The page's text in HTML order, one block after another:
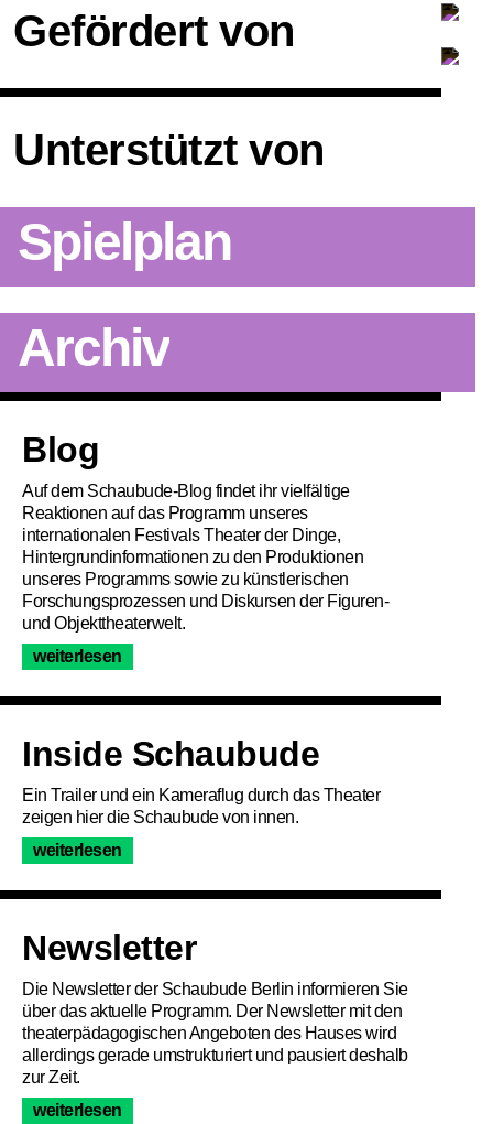
Gefördert von
Unterstützt von
Spielplan
Archiv
Artikel
Blog
Auf dem Schaubude-Blog findet ihr vielfältige
Reaktionen auf das Programm unseres
internationalen Festivals Theater der Dinge,
Hintergrundinformationen zu den Produktionen
unseres Programms sowie zu künstlerischen
Forschungsprozessen und Diskursen der Figuren-
und Objekttheaterwelt.
weiterlesen
Inside Schaubude
Ein Trailer und ein Kameraflug durch das Theater
zeigen hier die Schaubude von innen.
weiterlesen
Newsletter
Die Newsletter der Schaubude Berlin informieren Sie
über das aktuelle Programm. Der Newsletter mit den
theaterpädagogischen Angeboten des Hauses wird
allerdings gerade umstrukturiert und pausiert deshalb
zur Zeit.
weiterlesen